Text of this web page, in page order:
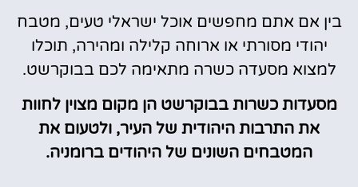
בין אם אתם מחפשים אוכל ישראלי טעים, מטבח
יהודי מסורתי או ארוחה קלילה ומהירה, תוכלו
למצוא מסעדה כשרה מתאימה לכם בבוקרשט.
מסעדות כשרות בבוקרשט הן מקום מצוין לחוות
את התרבות היהודית של העיר, ולטעום את
המטבחים השונים של היהודים ברומניה.